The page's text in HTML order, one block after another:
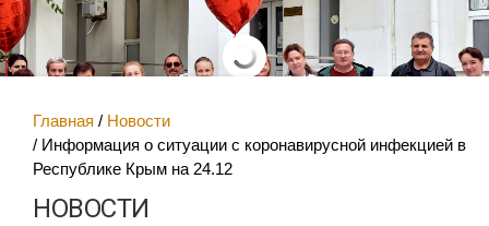
Главная
Новости
Информация о ситуации с коронавирусной инфекцией в
Республике Крым на 24.12
НОВОСТИ